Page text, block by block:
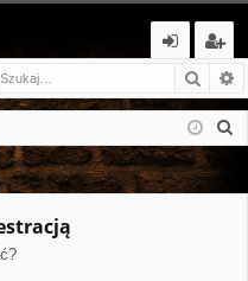
og
uj
si
ar
ej
es